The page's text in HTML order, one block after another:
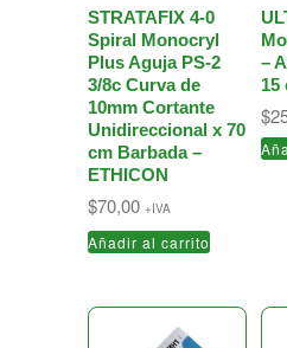
STRATAFIX 4-0
Spiral Monocryl
Plus Aguja PS-2
3/8c Curva de
10mm Cortante
Unidireccional x 70
cm Barbada –
ETHICON
$70,00 +IVA
Añadir al carrito
–
15
$